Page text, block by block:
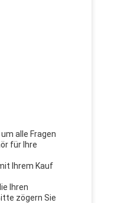
alle Fragen
für Ihre
Ihrem Kauf
Ihren
zögern Sie